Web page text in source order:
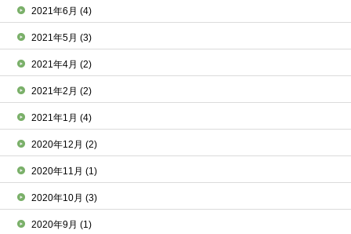
2021年6月(4)
2021年5月(3)
2021年4月(2)
2021年2月(2)
2021年1月(4)
2020年12月(2)
2020年11月(1)
2020年10月(3)
2020年9月(1)